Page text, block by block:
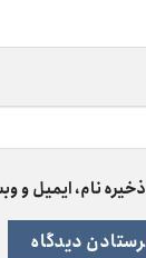
ذخیره نام، ایمیل و